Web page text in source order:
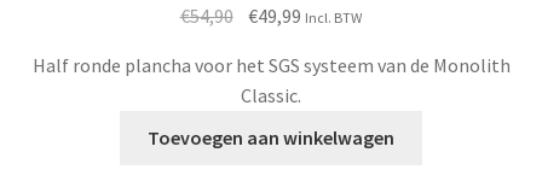
€54,90 Oorspronkelijke
was:
€54,90.
€49,99 Huidige
is:
Incl. BTW
Half ronde plancha voor het SGS systeem van de Monolith
Classic.
Toevoegen aan winkelwagen